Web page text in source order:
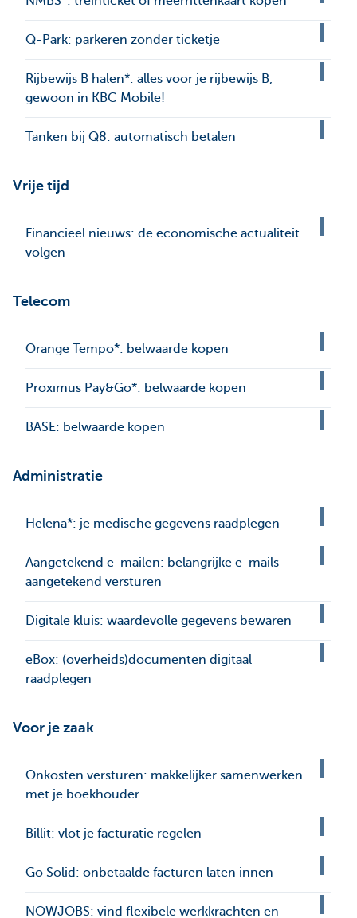
Q-Park: parkeren zonder ticketje
Rijbewijs B halen*: alles voor je rijbewijs B,
gewoon in KBC Mobile!
Tanken bij Q8: automatisch betalen
Vrije tijd
Financieel nieuws: de economische actualiteit
volgen
Telecom
Orange Tempo*: belwaarde kopen
Proximus Pay&Go*: belwaarde kopen
BASE: belwaarde kopen
Administratie
Helena*: je medische gegevens raadplegen
Aangetekend e-mailen: belangrijke e-mails
aangetekend versturen
Digitale kluis: waardevolle gegevens bewaren
eBox: (overheids)documenten digitaal
raadplegen
Voor je zaak
Onkosten versturen: makkelijker samenwerken
met je boekhouder
Billit: vlot je facturatie regelen
Go Solid: onbetaalde facturen laten innen
NOWJOBS: vind flexibele werkkrachten en